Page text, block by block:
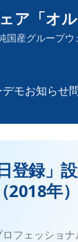
ア「オル
国産グループウ
モお知らせ
登録」
年）
ロフェッショナ